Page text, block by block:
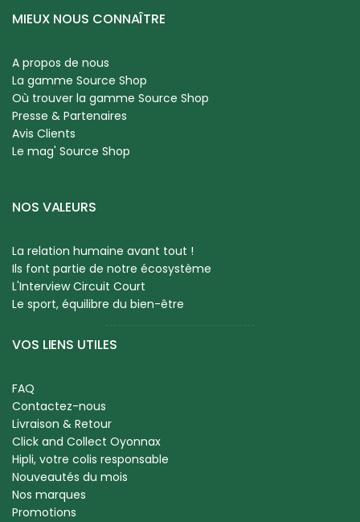
MIEUX NOUS CONNAÎTRE
A propos de nous
La gamme Source Shop
Où trouver la gamme Source Shop
Presse & Partenaires
Avis Clients
Le mag' Source Shop
NOS VALEURS
La relation humaine avant tout !
Ils font partie de notre écosystème
L'Interview Circuit Court
Le sport, équilibre du bien-être
VOS LIENS UTILES
FAQ
Contactez-nous
Livraison & Retour
Click and Collect Oyonnax
Hipli, votre colis responsable
Nouveautés du mois
Nos marques
Promotions